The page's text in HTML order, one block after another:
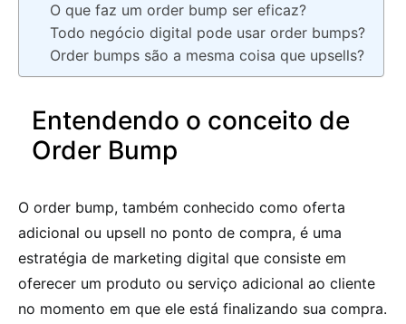
O que faz um order bump ser eficaz?
Todo negócio digital pode usar order bumps?
Order bumps são a mesma coisa que upsells?
Entendendo o conceito de
Order Bump
O order bump, também conhecido como oferta
adicional ou upsell no ponto de compra, é uma
estratégia de marketing digital que consiste em
oferecer um produto ou serviço adicional ao cliente
no momento em que ele está finalizando sua compra.